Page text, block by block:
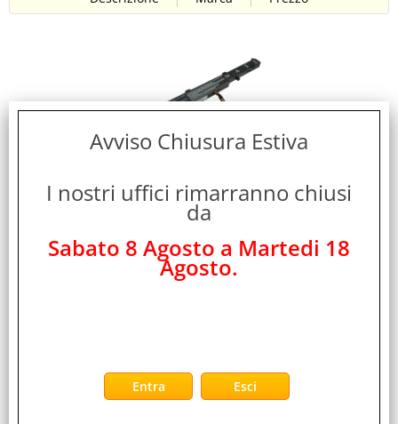
COMPATIBILE 2600mAh 14,8 V PER X450J, X750J,
Cod. art.:
532830
Avviso Chiusura Estiva
I nostri uffici rimarranno chiusi
da
Sabato 8 Agosto a Martedi 18
Agosto.